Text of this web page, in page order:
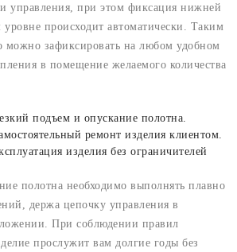
управления, при этом фиксация нижней
происходит автоматически. Таким
можно зафиксировать на любом удобном
в помещение желаемого количества
подъем и опускание полотна.
ремонт изделия клиентом.
изделия без ограничителей
полотна необходимо выполнять плавно
держа цепочку управления в
При соблюдении правил
прослужит вам долгие годы без